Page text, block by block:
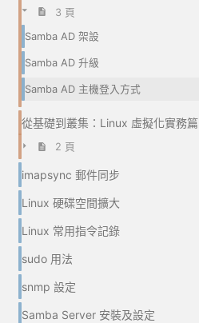
3 頁
Samba AD 架設
Samba AD 升級
Samba AD 主機登入方式
從基礎到叢集：Linux 虛擬化實務篇
2 頁
imapsync 郵件同步
Linux 硬碟空間擴大
Linux 常用指令記錄
sudo 用法
snmp 設定
Samba Server 安裝及設定